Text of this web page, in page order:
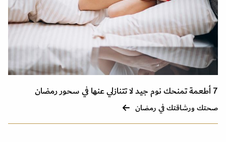
7 أطعمة تمنحك نوم جيد لا تتنازلي عنها في سحور رمضان
صحتك ورشاقتك في رمضان